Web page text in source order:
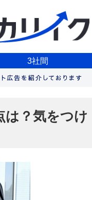
3社間
は？気をつけ